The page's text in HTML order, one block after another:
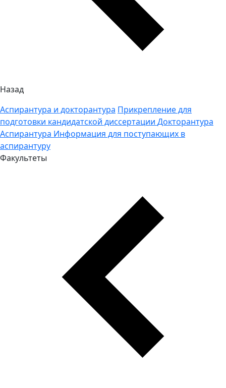
Назад
Аспирантура и докторантура Прикрепление для
подготовки кандидатской диссертации Докторантура
Аспирантура Информация для поступающих в
аспирантуру
Факультеты